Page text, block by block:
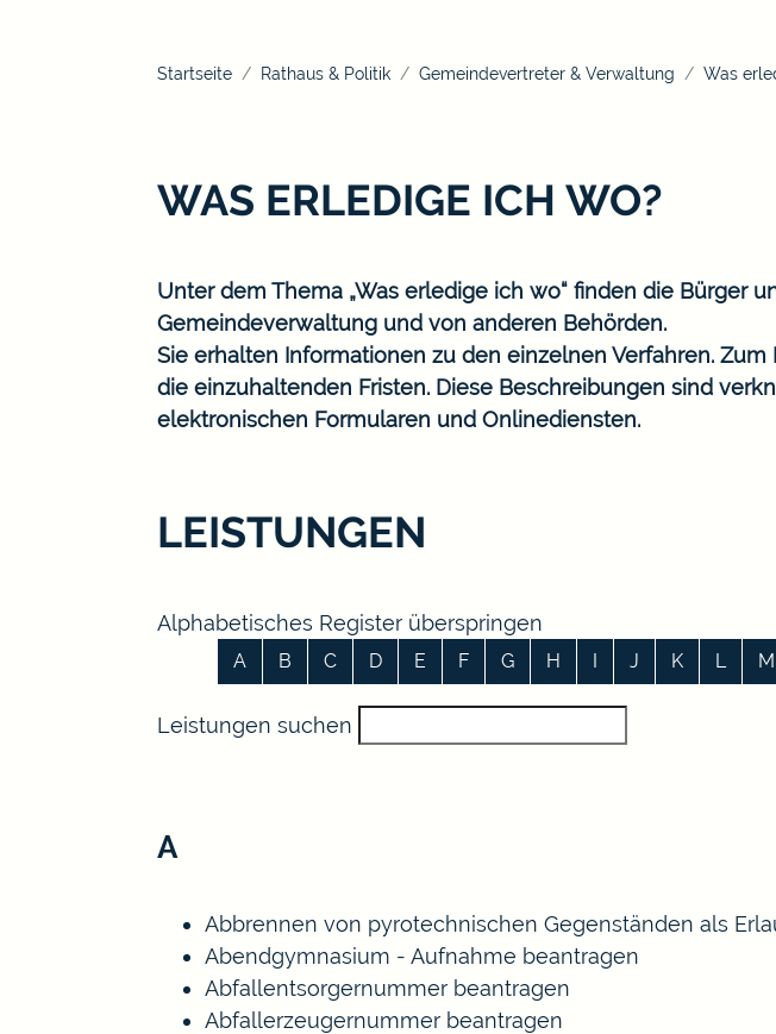
Startseite Rathaus & Politik Gemeindevertreter & Verwaltung Was
WAS ERLEDIGE ICH WO?
Unter dem Thema „Was erledige ich wo“ finden die Bürger
Gemeindeverwaltung und von anderen Behörden.
Sie erhalten Informationen zu den einzelnen Verfahren.
die einzuhaltenden Fristen. Diese Beschreibungen sind
elektronischen Formularen und Onlinediensten.
LEISTUNGEN
Alphabetisches Register überspringen
A B C D E F G H I J K L M
Leistungen suchen
A
Abbrennen von pyrotechnischen Gegenständen als
Abendgymnasium - Aufnahme beantragen
Abfallentsorgernummer beantragen
Abfallerzeugernummer beantragen